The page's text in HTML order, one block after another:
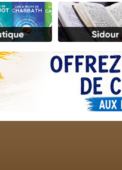
2 personnes
30
Il reste
12
3
2
3